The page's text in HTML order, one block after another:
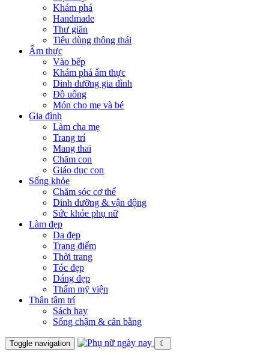
Khám phá
Handmade
Thư giãn
Tiêu dùng thông thái
Ẩm thực
Vào bếp
Khám phá ẩm thực
Dinh dưỡng gia đình
Đồ uống
Món cho mẹ và bé
Gia đình
Làm cha mẹ
Trang trí
Mang thai
Chăm con
Giáo dục con
Sống khỏe
Chăm sóc cơ thể
Dinh dưỡng & vận động
Sức khỏe phụ nữ
Làm đẹp
Da đẹp
Trang điểm
Thời trang
Tóc đẹp
Dáng đẹp
Thẩm mỹ viện
Thân tâm trí
Sách hay
Sống chậm & cân bằng
Toggle navigation ☾